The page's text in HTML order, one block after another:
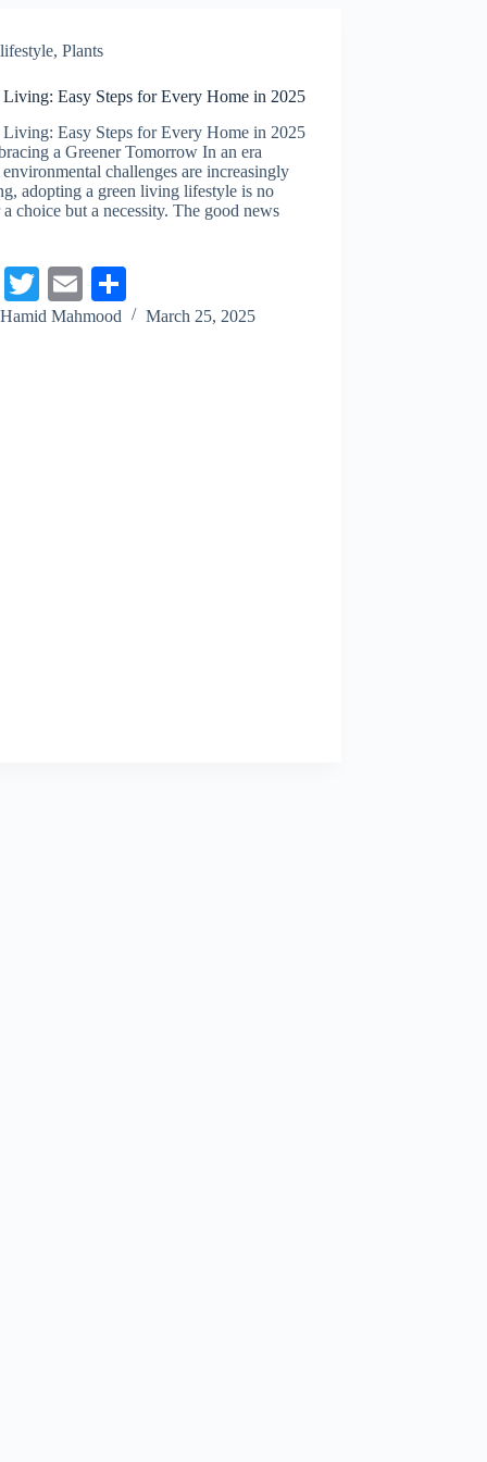
lifestyle,Plants
Living: Easy Steps for Every Home in 2025
Living: Easy Steps for Every Home in 2025
a Greener Tomorrow In an era
challenges are increasingly
adopting a green living lifestyle is no
choice but a necessity. The good news
Fa
ce
T
wi
E
m ha
Hamid Mahmood March 25, 2025